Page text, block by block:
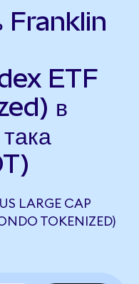
Franklin
ETF
в
LARGE CAP
TOKENIZED)